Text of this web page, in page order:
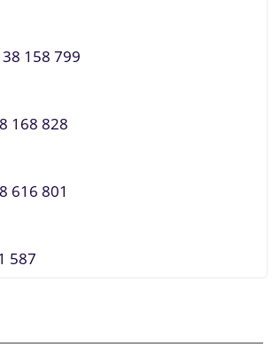
158 799
168 828
616 801
587